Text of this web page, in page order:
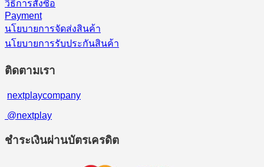
วิธีการสั่งซื้อ
Payment
นโยบายการจัดส่งสินค้า
นโยบายการรับประกันสินค้า
ติดตามเรา
nextplaycompany
@nextplay
ชำระเงินผ่านบัตรเครดิต